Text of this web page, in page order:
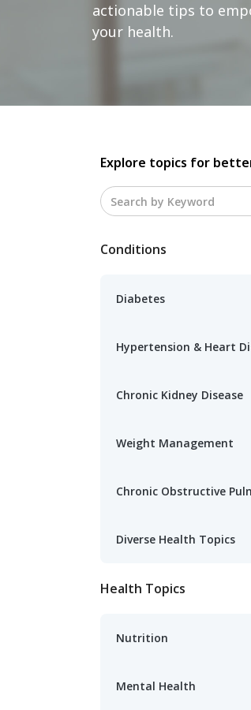
actionable tips to
your health.
Explore topics for
Conditions
Diabetes
Hypertension & Heart
Chronic Kidney Disease
Weight Management
Chronic Obstructive
Diverse Health Topics
Health Topics
Nutrition
Mental Health